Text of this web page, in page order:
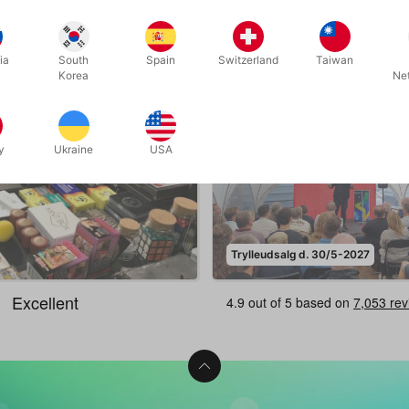
Relateret indhold
Trylleudsalg d. 30/5-2027
South
Korea
Spain Switzerland
Taiwan
Ukraine USA